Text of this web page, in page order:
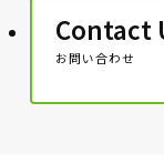
Contact
お問い合わせ